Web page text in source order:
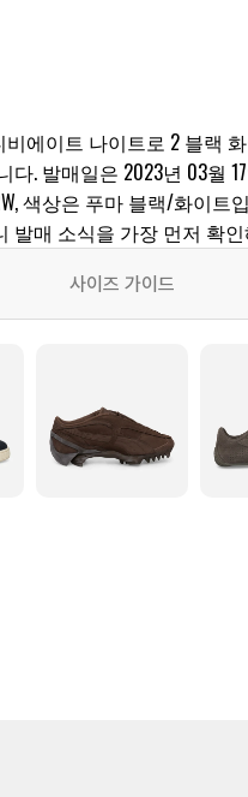
에이트 나이트로 2 블랙 화
다. 발매일은 2023년 03월
색상은 푸마 블랙/화이트
발매 소식을 가장 먼저 확
사이즈 가이드